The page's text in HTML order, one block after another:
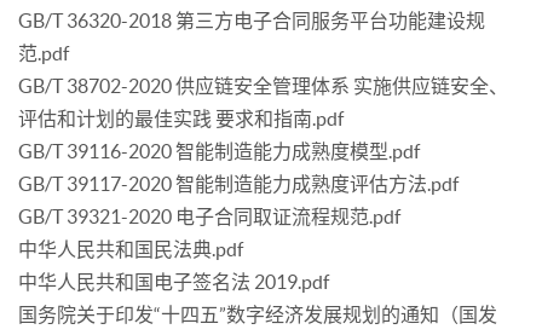
GB/T 36320-2018 第三方电子合同服务平台功能建设规
范.pdf
GB/T 38702-2020 供应链安全管理体系 实施供应链安全、
评估和计划的最佳实践 要求和指南.pdf
GB/T 39116-2020 智能制造能力成熟度模型.pdf
GB/T 39117-2020 智能制造能力成熟度评估方法.pdf
GB/T 39321-2020 电子合同取证流程规范.pdf
中华人民共和国民法典.pdf
中华人民共和国电子签名法 2019.pdf
国务院关于印发“十四五”数字经济发展规划的通知（国发